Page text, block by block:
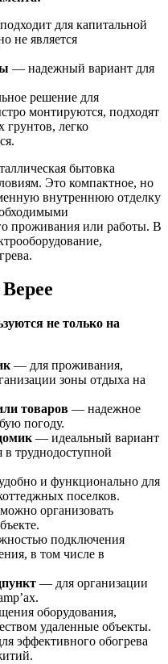
для капитальной
не является
— надежный вариант для
решение для
монтируются, подходят
легко
бытовка
Это компактное, но
внутреннюю отделку
проживания или работы. В
не только на
— для проживания,
зоны отдыха на
товаров — надежное
погоду.
— идеальный вариант
в труднодоступной
и функционально для
поселков.
организовать
подключения
в том числе в
— для организации
оборудования,
удаленные объекты.
эффективного обогрева